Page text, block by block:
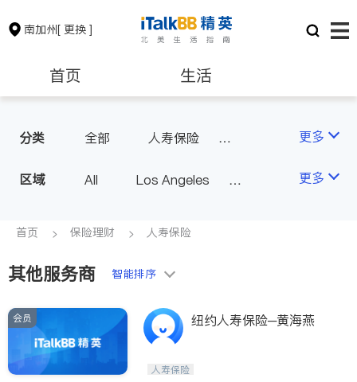
南加州[ 更换 ]
首页 生活
保险理财 房地产租售
银行贷款 会计师
建筑装修
非盈利组织
分类 全部
人寿保险
商业保险
更多
区域 All
Los Angeles
Alhambra & San Gabriel
Diamond Bar & Covina
Rowland Heights & Hacienda H
ties
更多
首页 保险理财 人寿保险
其他服务商 智能排序
会员 纽约人寿保险─黄海燕
人寿保险